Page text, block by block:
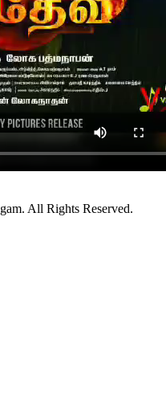
All Rights Reserved.